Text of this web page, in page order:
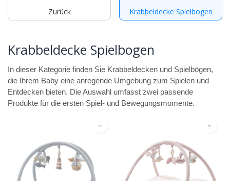
Zurück Krabbeldecke Spielbogen
Krabbeldecke Spielbogen
In dieser Kategorie finden Sie Krabbeldecken und Spielbögen,
die Ihrem Baby eine anregende Umgebung zum Spielen und
Entdecken bieten. Die Auswahl umfasst zwei passende
Produkte für die ersten Spiel- und Bewegungsmomente.